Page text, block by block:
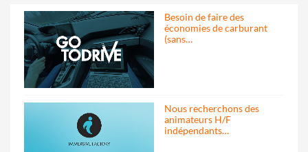
Besoin de faire des
économies de carburant
(sans…
Nous recherchons des
animateurs H/F
indépendants…